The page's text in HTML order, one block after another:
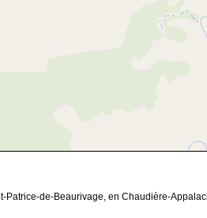
Patrice-de-Beaurivage, en Chaudière-